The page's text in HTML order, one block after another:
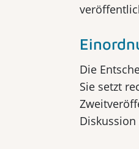
Die
Sie setzt